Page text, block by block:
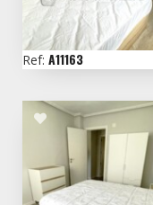
Ref: A11163